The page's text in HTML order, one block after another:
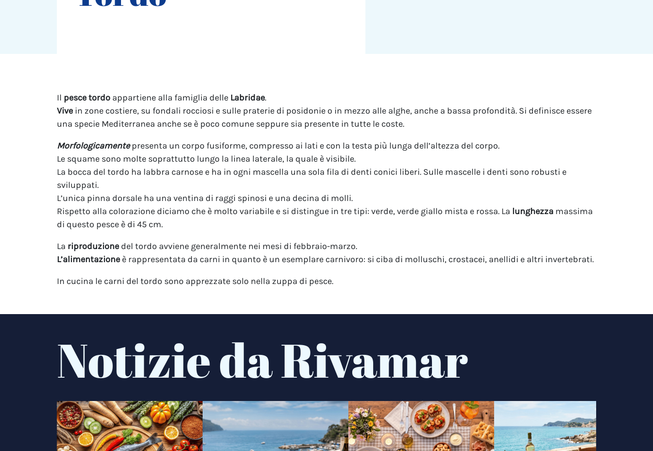
Il pesce tordo appartiene alla famiglia delle Labridae.
Vive in zone costiere, su fondali rocciosi e sulle praterie di posidonie o in mezzo alle alghe, anche a bassa profondità. Si definisce essere
una specie Mediterranea anche se è poco comune seppure sia presente in tutte le coste.
Morfologicamentepresenta un corpo fusiforme, compresso ai lati e con la testa più lunga dell’altezza del corpo.
Le squame sono molte soprattutto lungo la linea laterale, la quale è visibile.
La bocca del tordo ha labbra carnose e ha in ogni mascella una sola fila di denti conici liberi. Sulle mascelle i denti sono robusti e
sviluppati.
L’unica pinna dorsale ha una ventina di raggi spinosi e una decina di molli.
Rispetto alla colorazione diciamo che è molto variabile e si distingue in tre tipi: verde, verde giallo mista e rossa. La lunghezza massima
di questo pesce è di 45 cm.
La riproduzione del tordo avviene generalmente nei mesi di febbraio-marzo.
L’alimentazione è rappresentata da carni in quanto è un esemplare carnivoro: si ciba di molluschi, crostacei, anellidi e altri invertebrati.
In cucina le carni del tordo sono apprezzate solo nella zuppa di pesce.
Notizie da Rivamar